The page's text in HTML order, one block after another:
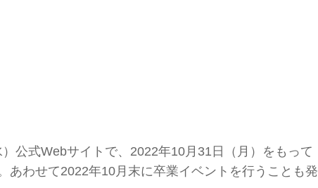
公式Webサイトで、2022年10月31日（月）をもって
あわせて2022年10月末に卒業イベントを行うことも発